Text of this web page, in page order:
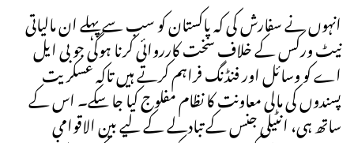
انہوں نے سفارش کی کہ پاکستان کو سب سے پہلے ان مالیاتی
نیٹ ورکس کے خلاف سخت کارروائی کرنا ہوگی جو بی ایل
اے کو وسائل اور فنڈنگ فراہم کرتے ہیں تاکہ عسکریت
پسندوں کی مالی معاونت کا نظام مفلوج کیا جا سکے۔ اس کے
ساتھ ہی، انٹیلی جنس کے تبادلے کے لیے بین الاقوامی